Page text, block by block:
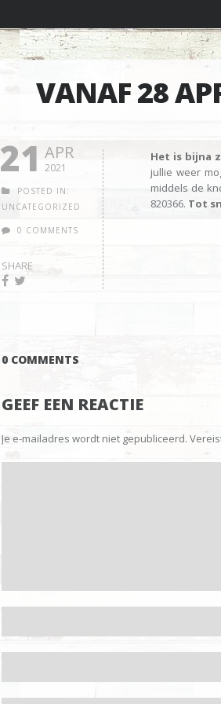
VANAF 28
21 APR
2021
POSTED IN:
UNCATEGORIZED
0 COMMENTS
SHARE
Het is bijna
jullie weer
middels de
820366. Tot
0 COMMENTS
GEEF EEN REACTIE
Je e-mailadres wordt niet gepubliceerd.